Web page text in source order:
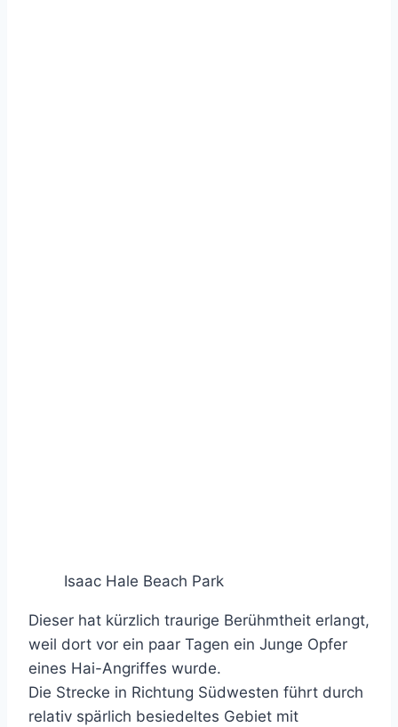
Isaac Hale Beach Park
Dieser hat kürzlich traurige Berühmtheit erlangt,
weil dort vor ein paar Tagen ein Junge Opfer
eines Hai-Angriffes wurde.
Die Strecke in Richtung Südwesten führt durch
relativ spärlich besiedeltes Gebiet mit